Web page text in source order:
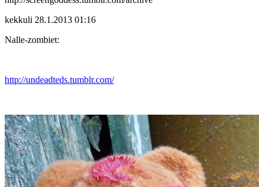
kekkuli 28.1.2013 01:16
Nalle-zombiet:
http://undeadteds.tumblr.com/